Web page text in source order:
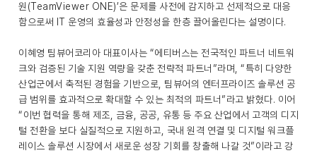
원(TeamViewer ONE)’은 문제를 사전에 감지하고 선제적으로 대응
함으로써 IT 운영의 효율성과 안정성을 한층 끌어올린다는 설명이다.
이혜영 팀뷰어코리아 대표이사는 “에티버스는 전국적인 파트너 네트워
크와 검증된 기술 지원 역량을 갖춘 전략적 파트너”라며, “특히 다양한
산업군에서 축적된 경험을 기반으로, 팀뷰어의 엔터프라이즈 솔루션 공
급 범위를 효과적으로 확대할 수 있는 최적의 파트너”라고 밝혔다. 이어
“이번 협력을 통해 제조, 금융, 공공, 유통 등 주요 산업에서 고객의 디지
털 전환을 보다 실질적으로 지원하고, 국내 원격 연결 및 디지털 워크플
레이스 솔루션 시장에서 새로운 성장 기회를 창출해 나갈 것”이라고 강